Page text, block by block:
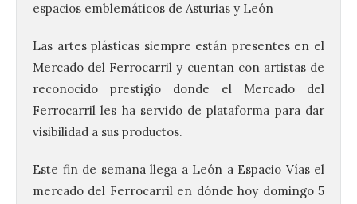
espacios emblemáticos de Asturias y León
Las artes plásticas siempre están presentes en el
Mercado del Ferrocarril y cuentan con artistas de
reconocido prestigio donde el Mercado del
Ferrocarril les ha servido de plataforma para dar
visibilidad a sus productos.
Este fin de semana llega a León a Espacio Vías el
mercado del Ferrocarril en dónde hoy domingo 5